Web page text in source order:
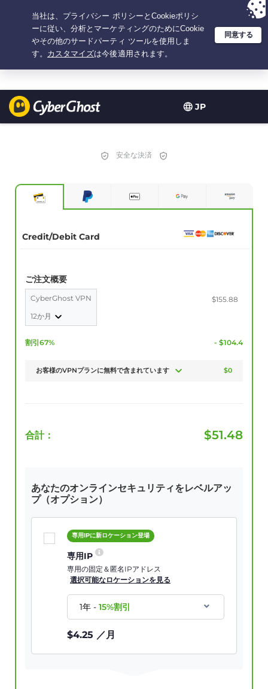
JP
選択プラン：3.3333333333333年間 $ 2.23/月の 大特価
安全な決済
Credit/Debit Card
ご注文概要
CyberGhost VPN
12か月
$155.88
割引67% - $104.4
お客様のVPNプランに無料で含まれています $0
合計： $51.48
あなたのオンラインセキュリティをレベルアッ
プ（オプション）
専用IPに新ロケーション登場
専用IP
専用の固定＆匿名IPアドレス
選択可能なロケーションを見る
1年-15%割引
$4.25 ／月